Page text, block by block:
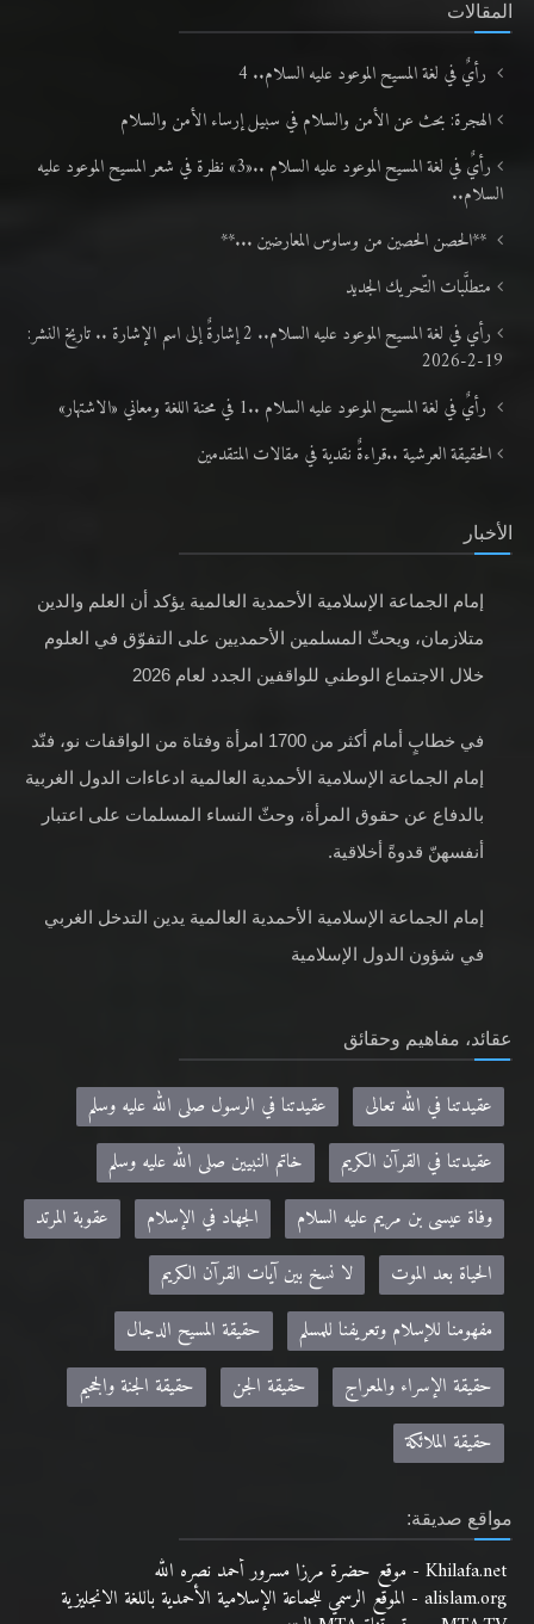
المقالات
رأيٌ في لغة المسيح الموعود عليه السلام.. 4
الهجرة: بحث عن الأمن والسلام في سبيل إرساء الأمن والسلام
رأيٌ في لغة المسيح الموعود عليه السلام ..«3» نظرة في شعر المسيح الموعود عليه
السلام..
**الحصن الحصين من وساوس المعارضين ...**
متطلَّبات التّحريك الجديد
رأي في لغة المسيح الموعود عليه السلام.. 2 إشارةٌ إلى اسم الإشارة .. تاريخ النشر:
19-2-2026
رأيٌ في لغة المسيح الموعود عليه السلام ..1 في محنة اللغة ومعاني «الاشتهار»
الحقيقة العرشية ..قراءةٌ نقدية في مقالات المتقدمين
الأخبار
إمام الجماعة الإسلامية الأحمدية العالمية يؤكد أن العلم والدين
متلازمان، ويحثّ المسلمين الأحمديين على التفوّق في العلوم
خلال الاجتماع الوطني للواقفين الجدد لعام 2026
في خطابٍ أمام أكثر من 1700 امرأة وفتاة من الواقفات نو، فنّد
إمام الجماعة الإسلامية الأحمدية العالمية ادعاءات الدول الغربية
بالدفاع عن حقوق المرأة، وحثّ النساء المسلمات على اعتبار
أنفسهنّ قدوةً أخلاقية.
إمام الجماعة الإسلامية الأحمدية العالمية يدين التدخل الغربي
في شؤون الدول الإسلامية
عقائد، مفاهيم وحقائق
عقيدتنا في الله تعالى
عقيدتنا في الرسول صلى الله عليه وسلم
عقيدتنا في القرآن الكريم
خاتم النبيين صلى الله عليه وسلم
وفاة عيسى بن مريم عليه السلام
الجهاد في الإسلام
عقوبة المرتد
الحياة بعد الموت
لا نسخ بين آيات القرآن الكريم
مفهومنا للإسلام وتعريفنا للمسلم
حقيقة المسيح الدجال
حقيقة الإسراء والمعراج
حقيقة الجن
حقيقة الجنة والجحيم
حقيقة الملائكة
مواقع صديقة:
Khilafa.net - موقع حضرة مرزا مسرور أحمد نصره الله
alislam.org - الموقع الرسمي للجماعة الإسلامية الأحمدية باللغة الانجليزية